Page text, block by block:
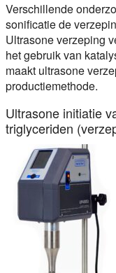
Verschillende
sonificatie de
Ultrasone verzeping
het gebruik van
maakt ultrasone
productiemethode.
Ultrasone initiatie
triglyceriden